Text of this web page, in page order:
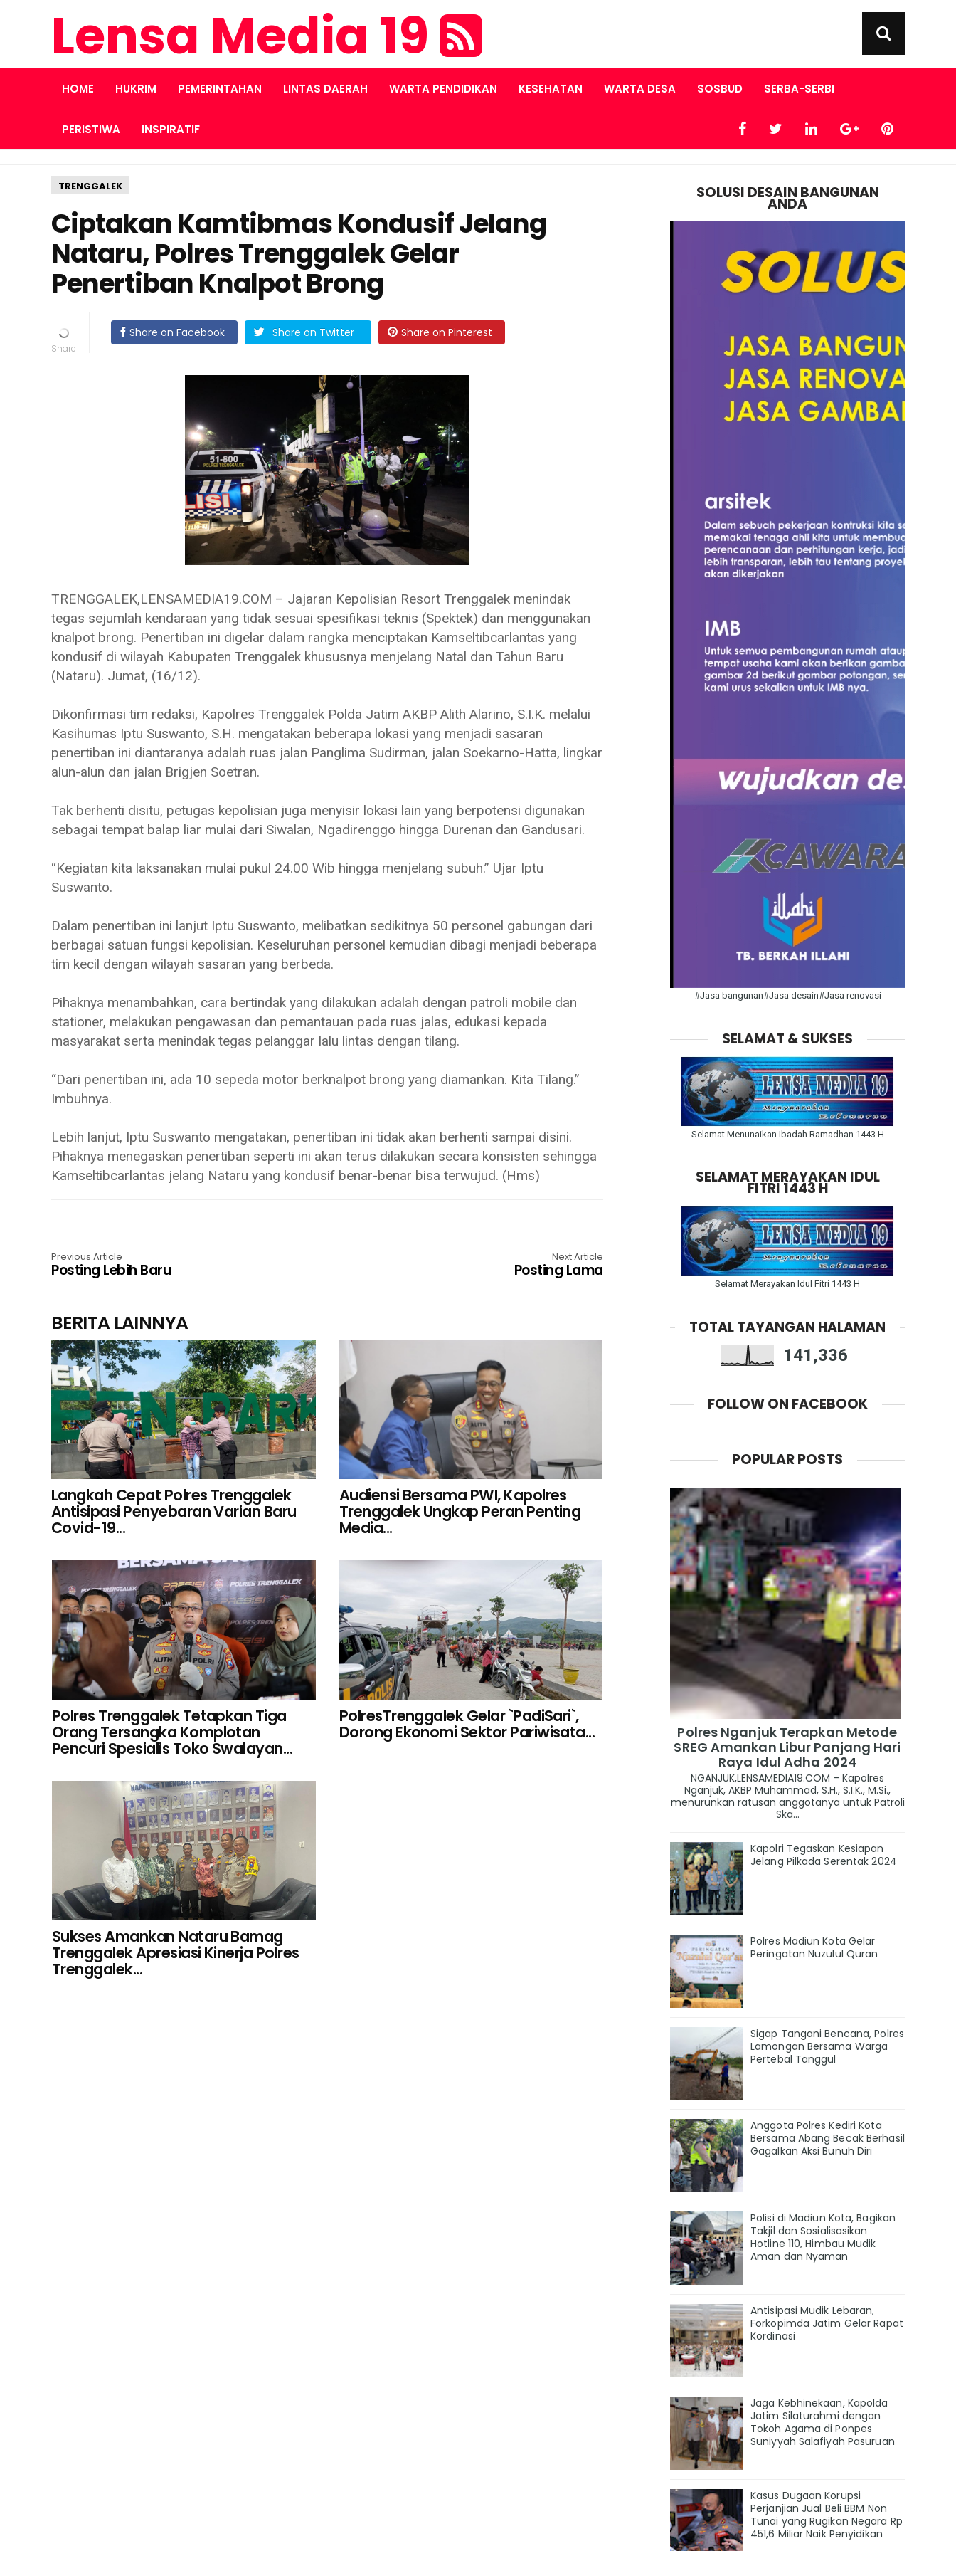
Lensa Media 19
HOME HUKRIM PEMERINTAHAN LINTAS DAERAH WARTA PENDIDIKAN KESEHATAN WARTA DESA SOSBUD SERBA-SERBI
PERISTIWA INSPIRATIF
TRENGGALEK
Ciptakan Kamtibmas Kondusif Jelang
Nataru, Polres Trenggalek Gelar
Penertiban Knalpot Brong
Share on Facebook Share on Twitter Share on Pinterest
TRENGGALEK,LENSAMEDIA19.COM – Jajaran Kepolisian Resort Trenggalek menindak
tegas sejumlah kendaraan yang tidak sesuai spesifikasi teknis (Spektek) dan menggunakan
knalpot brong. Penertiban ini digelar dalam rangka menciptakan Kamseltibcarlantas yang
kondusif di wilayah Kabupaten Trenggalek khususnya menjelang Natal dan Tahun Baru
(Nataru). Jumat, (16/12).
Dikonfirmasi tim redaksi, Kapolres Trenggalek Polda Jatim AKBP Alith Alarino, S.I.K. melalui
Kasihumas Iptu Suswanto, S.H. mengatakan beberapa lokasi yang menjadi sasaran
penertiban ini diantaranya adalah ruas jalan Panglima Sudirman, jalan Soekarno-Hatta, lingkar
alun-alun dan jalan Brigjen Soetran.
Tak berhenti disitu, petugas kepolisian juga menyisir lokasi lain yang berpotensi digunakan
sebagai tempat balap liar mulai dari Siwalan, Ngadirenggo hingga Durenan dan Gandusari.
“Kegiatan kita laksanakan mulai pukul 24.00 Wib hingga menjelang subuh.” Ujar Iptu
Suswanto.
Dalam penertiban ini lanjut Iptu Suswanto, melibatkan sedikitnya 50 personel gabungan dari
berbagai satuan fungsi kepolisian. Keseluruhan personel kemudian dibagi menjadi beberapa
tim kecil dengan wilayah sasaran yang berbeda.
Pihaknya menambahkan, cara bertindak yang dilakukan adalah dengan patroli mobile dan
stationer, melakukan pengawasan dan pemantauan pada ruas jalas, edukasi kepada
masyarakat serta menindak tegas pelanggar lalu lintas dengan tilang.
“Dari penertiban ini, ada 10 sepeda motor berknalpot brong yang diamankan. Kita Tilang.”
Imbuhnya.
Lebih lanjut, Iptu Suswanto mengatakan, penertiban ini tidak akan berhenti sampai disini.
Pihaknya menegaskan penertiban seperti ini akan terus dilakukan secara konsisten sehingga
Kamseltibcarlantas jelang Nataru yang kondusif benar-benar bisa terwujud. (Hms)
Previous Article
Posting Lebih Baru
Next Article
Posting Lama
BERITA LAINNYA
Langkah Cepat Polres Trenggalek
Antisipasi Penyebaran Varian Baru
Covid-19...
Audiensi Bersama PWI, Kapolres
Trenggalek Ungkap Peran Penting
Media...
Polres Trenggalek Tetapkan Tiga
Orang Tersangka Komplotan
Pencuri Spesialis Toko Swalayan...
PolresTrenggalek Gelar `PadiSari`,
Dorong Ekonomi Sektor Pariwisata...
Sukses Amankan Nataru Bamag
Trenggalek Apresiasi Kinerja Polres
Trenggalek...
SOLUSI DESAIN BANGUNAN
ANDA
#Jasa bangunan#Jasa desain#Jasa renovasi
SELAMAT & SUKSES
Selamat Menunaikan Ibadah Ramadhan 1443 H
SELAMAT MERAYAKAN IDUL
FITRI 1443 H
Selamat Merayakan Idul Fitri 1443 H
TOTAL TAYANGAN HALAMAN
141,336
FOLLOW ON FACEBOOK
POPULAR POSTS
Polres Nganjuk Terapkan Metode
SREG Amankan Libur Panjang Hari
Raya Idul Adha 2024
NGANJUK,LENSAMEDIA19.COM – Kapolres
Nganjuk, AKBP Muhammad, S.H., S.I.K., M.Si.,
menurunkan ratusan anggotanya untuk Patroli
Ska...
Kapolri Tegaskan Kesiapan
Jelang Pilkada Serentak 2024
Polres Madiun Kota Gelar
Peringatan Nuzulul Quran
Sigap Tangani Bencana, Polres
Lamongan Bersama Warga
Pertebal Tanggul
Anggota Polres Kediri Kota
Bersama Abang Becak Berhasil
Gagalkan Aksi Bunuh Diri
Polisi di Madiun Kota, Bagikan
Takjil dan Sosialisasikan
Hotline 110, Himbau Mudik
Aman dan Nyaman
Antisipasi Mudik Lebaran,
Forkopimda Jatim Gelar Rapat
Kordinasi
Jaga Kebhinekaan, Kapolda
Jatim Silaturahmi dengan
Tokoh Agama di Ponpes
Suniyyah Salafiyah Pasuruan
Kasus Dugaan Korupsi
Perjanjian Jual Beli BBM Non
Tunai yang Rugikan Negara Rp
451,6 Miliar Naik Penyidikan